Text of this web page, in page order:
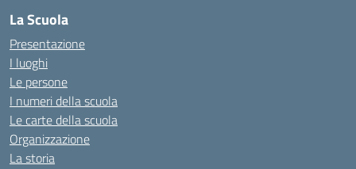
La Scuola
Presentazione
I luoghi
Le persone
I numeri della scuola
Le carte della scuola
Organizzazione
La storia